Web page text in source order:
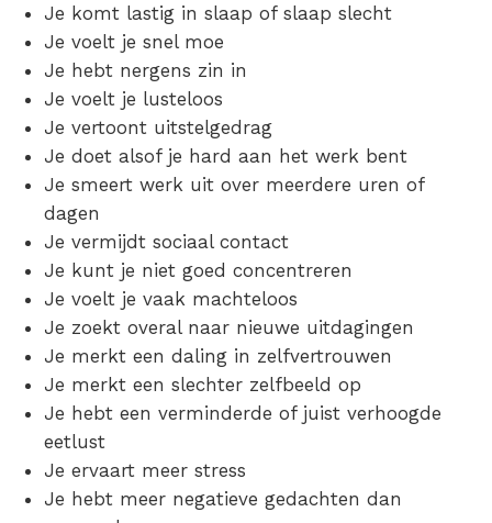
Je komt lastig in slaap of slaap slecht
Je voelt je snel moe
Je hebt nergens zin in
Je voelt je lusteloos
Je vertoont uitstelgedrag
Je doet alsof je hard aan het werk bent
Je smeert werk uit over meerdere uren of
dagen
Je vermijdt sociaal contact
Je kunt je niet goed concentreren
Je voelt je vaak machteloos
Je zoekt overal naar nieuwe uitdagingen
Je merkt een daling in zelfvertrouwen
Je merkt een slechter zelfbeeld op
Je hebt een verminderde of juist verhoogde
eetlust
Je ervaart meer stress
Je hebt meer negatieve gedachten dan